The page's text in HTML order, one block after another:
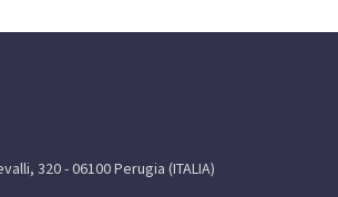
320 - 06100 Perugia (ITALIA)